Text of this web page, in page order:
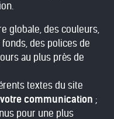
globale, des couleurs,
des polices de
au plus près de
textes du site
communication ;
pour une plus